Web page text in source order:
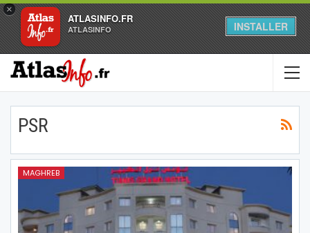
×
ATLASINFO.FR
ATLASINFO INSTALLER
PSR
MAGHREB